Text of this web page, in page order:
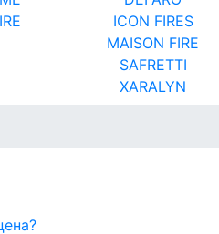
ICON FIRES
MAISON FIRE
SAFRETTI
XARALYN